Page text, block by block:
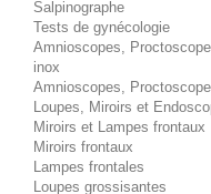
Salpinographe
Tests de gynécologie
Amnioscopes,
inox
Amnioscopes,
Loupes, Miroirs et
Miroirs et Lampes frontaux
Miroirs frontaux
Lampes frontales
Loupes grossisantes